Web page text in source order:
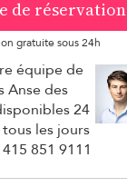
de réservation
gratuite sous 24h
équipe de
Anse des
24
les jours
851 9111